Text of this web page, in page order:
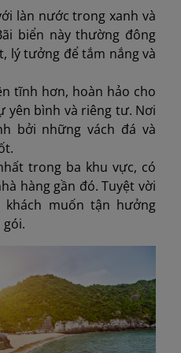
làn nước trong xanh và
biển này thường đông
lý tưởng để tắm nắng và
tĩnh hơn, hoàn hảo cho
yên bình và riêng tư. Nơi
bởi những vách đá và
trong ba khu vực, có
hàng gần đó. Tuyệt vời
muốn tận hưởng